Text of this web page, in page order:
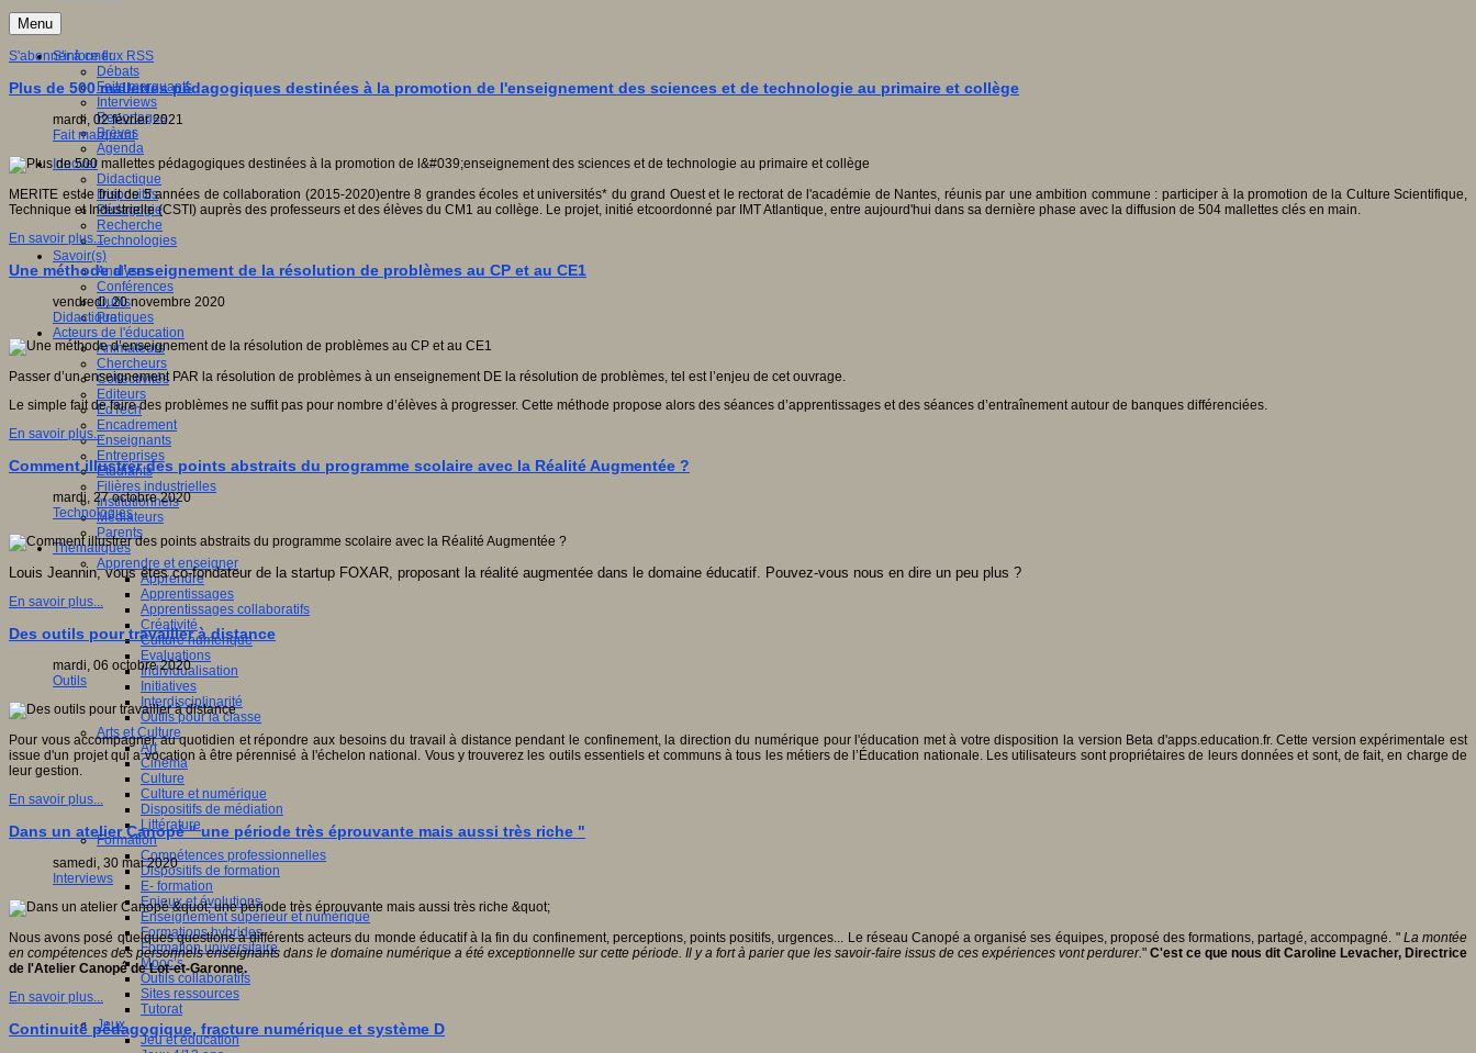
Menu
S'informer
Débats
Faits marquants
Interviews
Reportages
Brèves
Agenda
Innover
Didactique
Dispositifs
Pédagogie
Recherche
Technologies
Savoir(s)
Analyses
Conférences
Outils
Pratiques
Acteurs de l'éducation
Animateurs
Chercheurs
Collectivités
Editeurs
EdTech
Encadrement
Enseignants
Entreprises
Etudiants
Filières industrielles
Institutionnels
Médiateurs
Parents
Thématiques
Apprendre et enseigner
Apprendre
Apprentissages
Apprentissages collaboratifs
Créativité
Culture numérique
Evaluations
Individualisation
Initiatives
Interdisciplinarité
Outils pour la classe
Arts et Culture
Art
Cinéma
Culture
Culture et numérique
Dispositifs de médiation
Littérature
Formation
Compétences professionnelles
Dispositifs de formation
E- formation
Enjeux et évolutions
Enseignement supérieur et numérique
Formations hybrides
Formation universitaire
Mooc’s
Outils collaboratifs
Sites ressources
Tutorat
Jeux
Jeu et éducation
S'abonner à ce flux RSS
Plus de 500 mallettes pédagogiques destinées à la promotion de l'enseignement des sciences et de technologie au primaire et collège
mardi, 02 février 2021
Fait marquant
MERITE est le fruit de 5 années de collaboration (2015-2020)entre 8 grandes écoles et universités* du grand Ouest et le rectorat de l'académie de Nantes, réunis par une ambition commune : participer à la promotion de la Culture Scientifique,
Technique et Industrielle (CSTI) auprès des professeurs et des élèves du CM1 au collège. Le projet, initié etcoordonné par IMT Atlantique, entre aujourd'hui dans sa dernière phase avec la diffusion de 504 mallettes clés en main.
En savoir plus...
Une méthode d’enseignement de la résolution de problèmes au CP et au CE1
vendredi, 20 novembre 2020
Didactique
Passer d’un enseignement PAR la résolution de problèmes à un enseignement DE la résolution de problèmes, tel est l’enjeu de cet ouvrage.
Le simple fait de faire des problèmes ne suffit pas pour nombre d’élèves à progresser. Cette méthode propose alors des séances d’apprentissages et des séances d’entraînement autour de banques différenciées.
En savoir plus...
Comment illustrer des points abstraits du programme scolaire avec la Réalité Augmentée ?
mardi, 27 octobre 2020
Technologies
Louis Jeannin, vous êtes co-fondateur de la startup FOXAR, proposant la réalité augmentée dans le domaine éducatif. Pouvez-vous nous en dire un peu plus ?
En savoir plus...
Des outils pour travailler à distance
mardi, 06 octobre 2020
Outils
Pour vous accompagner au quotidien et répondre aux besoins du travail à distance pendant le confinement, la direction du numérique pour l'éducation met à votre disposition la version Beta d'apps.education.fr. Cette version expérimentale est
issue d'un projet qui a vocation à être pérennisé à l'échelon national. Vous y trouverez les outils essentiels et communs à tous les métiers de l’Éducation nationale. Les utilisateurs sont propriétaires de leurs données et sont, de fait, en charge de
leur gestion.
En savoir plus...
Dans un atelier Canopé " une période très éprouvante mais aussi très riche "
samedi, 30 mai 2020
Interviews
Nous avons posé quelques questions à différents acteurs du monde éducatif à la fin du confinement, perceptions, points positifs, urgences... Le réseau Canopé a organisé ses équipes, proposé des formations, partagé, accompagné. " La montée
en compétences des personnels enseignants dans le domaine numérique a été exceptionnelle sur cette période. Il y a fort à parier que les savoir-faire issus de ces expériences vont perdurer." C'est ce que nous dit Caroline Levacher, Directrice
de l'Atelier Canopé de Lot-et-Garonne.
En savoir plus...
Continuité pédagogique, fracture numérique et système D